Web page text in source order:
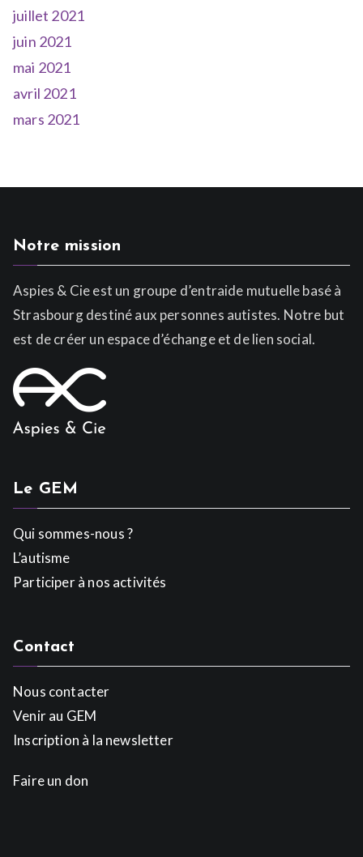
juillet 2021
juin 2021
mai 2021
avril 2021
mars 2021
Notre mission
Aspies & Cie est un groupe d’entraide mutuelle basé à
Strasbourg destiné aux personnes autistes. Notre but
est de créer un espace d’échange et de lien social.
Le GEM
Qui sommes-nous ?
L’autisme
Participer à nos activités
Contact
Nous contacter
Venir au GEM
Inscription à la newsletter
Faire un don